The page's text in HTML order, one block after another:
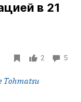
в 21
2 5
Tohmatsu